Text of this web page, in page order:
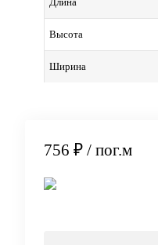
Высота
Ширина
756 ₽ / пог.м